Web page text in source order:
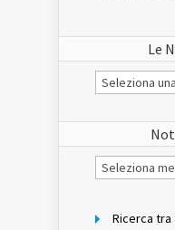
Le
Le
Notizie
Notizie
per
Ricerca